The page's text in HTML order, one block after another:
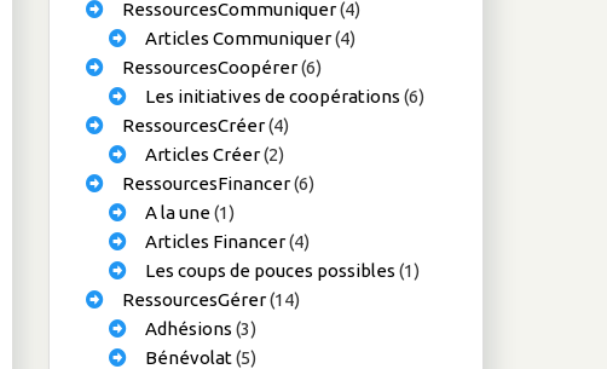
RessourcesCommuniquer(4)
Articles Communiquer(4)
RessourcesCoopérer(6)
Les initiatives de coopérations (6)
RessourcesCréer(4)
Articles Créer(2)
RessourcesFinancer(6)
A la une(1)
Articles Financer(4)
Les coups de pouces possibles (1)
RessourcesGérer(14)
Adhésions (3)
Bénévolat(5)